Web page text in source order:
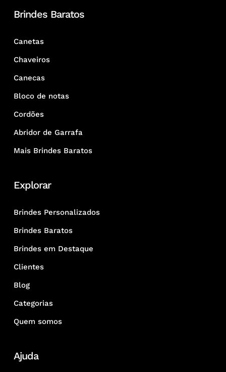
Brindes Baratos
Canetas
Chaveiros
Canecas
Bloco de notas
Cordões
Abridor de Garrafa
Mais Brindes Baratos
Explorar
Brindes Personalizados
Brindes Baratos
Brindes em Destaque
Clientes
Blog
Categorias
Quem somos
Ajuda